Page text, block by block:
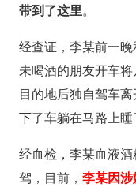
带到了这里。
经查证，李某前一
未喝酒的朋友开车
目的地后独自驾车
下了车躺在马路上睡
经血检，李某血液
驾，目前， 李某因